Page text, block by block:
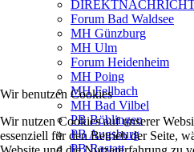
Forum Bad Waldsee
MH Günzburg
MH Ulm
Forum Heidenheim
MH Poing
MH Fellbach
MH Bad Vilbel
PB Böblingen
PB Augsburg
PB Rastatt
Wir benutzen Cookies
Wir nutzen Cookies auf unserer
essenziell für den Betrieb der Seite,